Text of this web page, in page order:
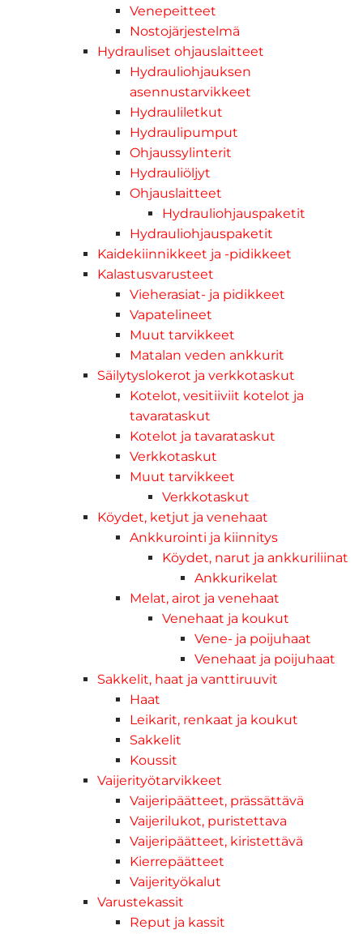
Venepeitteet
Nostojärjestelmä
Hydrauliset ohjauslaitteet
Hydrauliohjauksen
asennustarvikkeet
Hydrauliletkut
Hydraulipumput
Ohjaussylinterit
Hydrauliöljyt
Ohjauslaitteet
Hydrauliohjauspaketit
Hydrauliohjauspaketit
Kaidekiinnikkeet ja -pidikkeet
Kalastusvarusteet
Vieherasiat- ja pidikkeet
Vapatelineet
Muut tarvikkeet
Matalan veden ankkurit
Säilytyslokerot ja verkkotaskut
Kotelot, vesitiiviit kotelot ja
tavarataskut
Kotelot ja tavarataskut
Verkkotaskut
Muut tarvikkeet
Verkkotaskut
Köydet, ketjut ja venehaat
Ankkurointi ja kiinnitys
Köydet, narut ja ankkuriliinat
Ankkurikelat
Melat, airot ja venehaat
Venehaat ja koukut
Vene- ja poijuhaat
Venehaat ja poijuhaat
Sakkelit, haat ja vanttiruuvit
Haat
Leikarit, renkaat ja koukut
Sakkelit
Koussit
Vaijerityötarvikkeet
Vaijeripäätteet, prässättävä
Vaijerilukot, puristettava
Vaijeripäätteet, kiristettävä
Kierrepäätteet
Vaijerityökalut
Varustekassit
Reput ja kassit